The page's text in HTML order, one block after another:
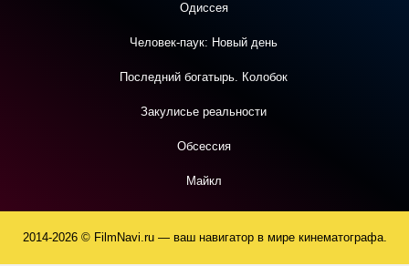
Одиссея
Человек-паук: Новый день
Последний богатырь. Колобок
Закулисье реальности
Обсессия
Майкл
2014-2026 © FilmNavi.ru — ваш навигатор в мире кинематографа.